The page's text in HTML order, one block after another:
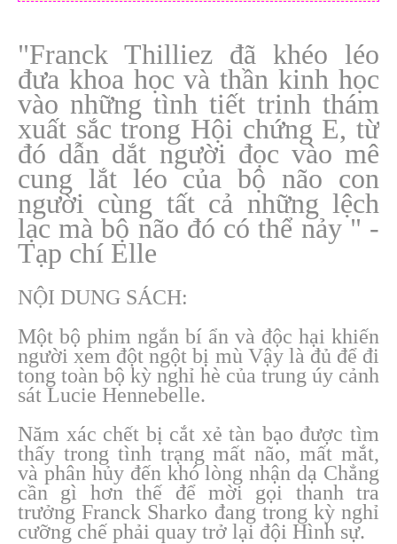
"Franck Thilliez đã khéo léo
đưa khoa học và thần kinh học
vào những tình tiết trinh thám
xuất sắc trong Hội chứng E, từ
đó dẫn dắt người đọc vào mê
cung lắt léo của bộ não con
người cùng tất cả những lệch
lạc mà bộ não đó có thể nảy " -
Tạp chí Elle
NỘI DUNG SÁCH:
Một bộ phim ngắn bí ẩn và độc hại khiến
người xem đột ngột bị mù Vậy là đủ để đi
tong toàn bộ kỳ nghỉ hè của trung úy cảnh
sát Lucie Hennebelle.
Năm xác chết bị cắt xẻ tàn bạo được tìm
thấy trong tình trạng mất não, mất mắt,
và phân hủy đến khó lòng nhận dạ Chẳng
cần gì hơn thế để mời gọi thanh tra
trưởng Franck Sharko đang trong kỳ nghỉ
cưỡng chế phải quay trở lại đội Hình sự.